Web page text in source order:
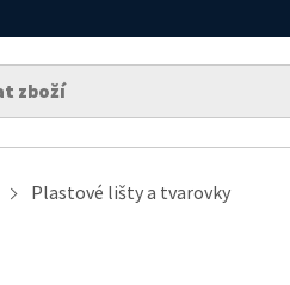
Plastové lišty a tvarovky